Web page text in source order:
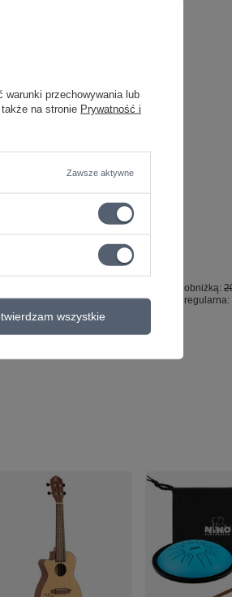
Najniższa cena z 30 dni przed obniżką:
Cena regularna:
warunki przechowywania lub
na stronie Prywatność i
Zawsze aktywne
wszystkie